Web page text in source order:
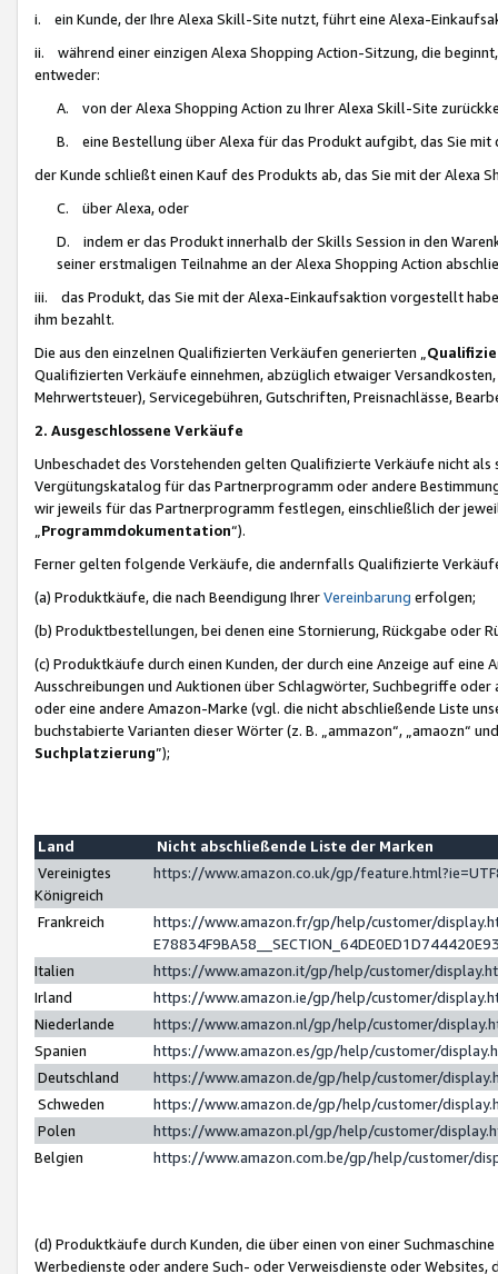
i. ein Kunde, der Ihre Alexa Skill-Site nutzt, führt eine Alexa-
ii. während einer einzigen Alexa Shopping Action-Sitzung, die
entweder:
A. von der Alexa Shopping Action zu Ihrer Alexa Skill-Site
B. eine Bestellung über Alexa für das Produkt aufgibt, das Sie mit
der Kunde schließt einen Kauf des Produkts ab, das Sie mit der Alexa
C. über Alexa, oder
D. indem er das Produkt innerhalb der Skills Session in den
seiner erstmaligen Teilnahme an der Alexa Shopping Action
iii. das Produkt, das Sie mit der Alexa-Einkaufsaktion vorgestellt
ihm bezahlt.
Die aus den einzelnen Qualifizierten Verkäufen generierten „
Qualifizierten Verkäufe einnehmen, abzüglich etwaiger
Mehrwertsteuer), Servicegebühren, Gutschriften, Preisnachlässe,
2. Ausgeschlossene Verkäufe
Unbeschadet des Vorstehenden gelten Qualifizierte Verkäufe nicht
Vergütungskatalog für das Partnerprogramm oder andere
wir jeweils für das Partnerprogramm festlegen, einschließlich der
Programmdokumentation“).
Ferner gelten folgende Verkäufe, die andernfalls Qualifizierte
(a) Produktkäufe, die nach Beendigung IhrerVereinbarung erfolgen;
(b) Produktbestellungen, bei denen eine Stornierung, Rückgabe oder
(c) Produktkäufe durch einen Kunden, der durch eine Anzeige auf
Ausschreibungen und Auktionen über Schlagwörter, Suchbegriffe
oder eine andere Amazon-Marke (vgl. die nicht abschließende Liste
buchstabierte Varianten dieser Wörter (z. B. „ammazon“, „amaozn“
Suchplatzierung”);
Land
Nicht abschließende Liste der Marken
Vereinigtes
Königreich
https://www.amazon.co.uk/gp/
Frankreich
https://www.amazon.fr/gp/help/customer/
Italien
https://www.amazon.it/gp/help/customer/
Irland
https://www.amazon.ie/gp/help/customer/
Niederlande
https://www.amazon.nl/gp/help/customer/
Spanien
https://www.amazon.es/gp/help/customer/
Deutschland
https://www.amazon.de/gp/help/customer/
Schweden
https://www.amazon.de/gp/help/customer/
Polen
https://www.amazon.pl/gp/help/customer/
Belgien
https://www.amazon.com.be/gp/help/customer/
(d) Produktkäufe durch Kunden, die über einen von einer
Werbedienste oder andere Such- oder Verweisdienste oder Websites,